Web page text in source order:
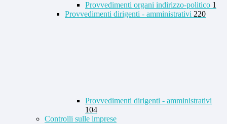
Provvedimenti organi indirizzo-politico 1
Provvedimenti dirigenti - amministrativi 220
Provvedimenti dirigenti - amministrativi
104
Controlli sulle imprese